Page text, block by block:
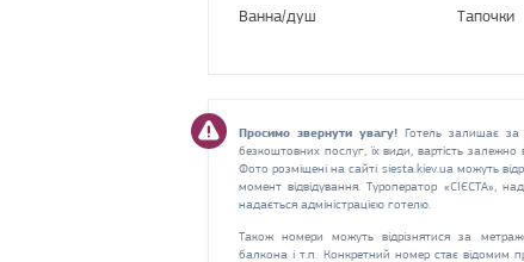
Ванна/душ Тапочки
Просимо звернути увагу!Готель залишає за
безкоштовних послуг, їх види, вартість
Фото розміщені на сайті siesta.kiev.ua можуть
момент відвідування. Туроператор «СІЄСТА»,
надається адміністрацією готелю.
Також номери можуть відрізнятися за
балкона і т.п. Конкретний номер стає відомим